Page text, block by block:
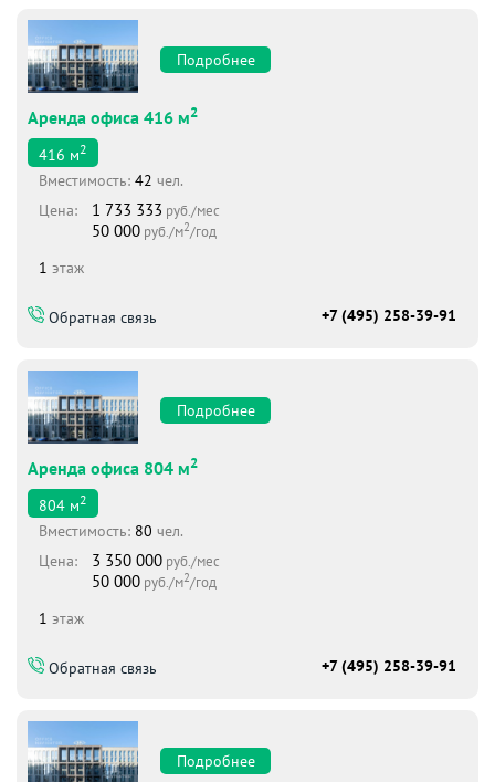
Подробнее
Аренда офиса 416 м2
416 м2
Вместимоcть: 42 чел.
Цена:
1 733 333 руб./мес
50 000 руб./м2/год
1 этаж
Обратная связь +7 (495) 258-39-91
Подробнее
Аренда офиса 804 м2
804 м2
Вместимоcть: 80 чел.
Цена:
3 350 000 руб./мес
50 000 руб./м2/год
1 этаж
Обратная связь +7 (495) 258-39-91
Подробнее